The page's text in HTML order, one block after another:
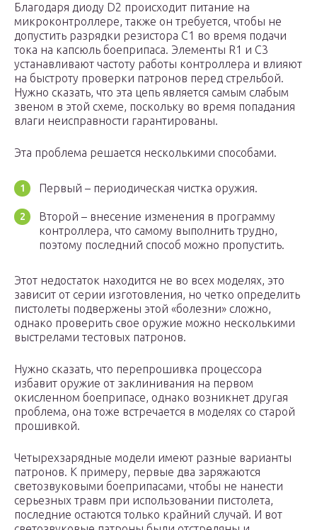
Благодаря диоду D2 происходит питание на
микроконтроллере, также он требуется, чтобы не
допустить разрядки резистора С1 во время подачи
тока на капсюль боеприпаса. Элементы R1 и С3
устанавливают частоту работы контроллера и влияют
на быстроту проверки патронов перед стрельбой.
Нужно сказать, что эта цепь является самым слабым
звеном в этой схеме, поскольку во время попадания
влаги неисправности гарантированы.
Эта проблема решается несколькими способами.
Первый – периодическая чистка оружия.
Второй – внесение изменения в программу
контроллера, что самому выполнить трудно,
поэтому последний способ можно пропустить.
Этот недостаток находится не во всех моделях, это
зависит от серии изготовления, но четко определить
пистолеты подвержены этой «болезни» сложно,
однако проверить свое оружие можно несколькими
выстрелами тестовых патронов.
Нужно сказать, что перепрошивка процессора
избавит оружие от заклинивания на первом
окисленном боеприпасе, однако возникнет другая
проблема, она тоже встречается в моделях со старой
прошивкой.
Четырехзарядные модели имеют разные варианты
патронов. К примеру, первые два заряжаются
светозвуковыми боеприпасами, чтобы не нанести
серьезных травм при использовании пистолета,
последние остаются только крайний случай. И вот